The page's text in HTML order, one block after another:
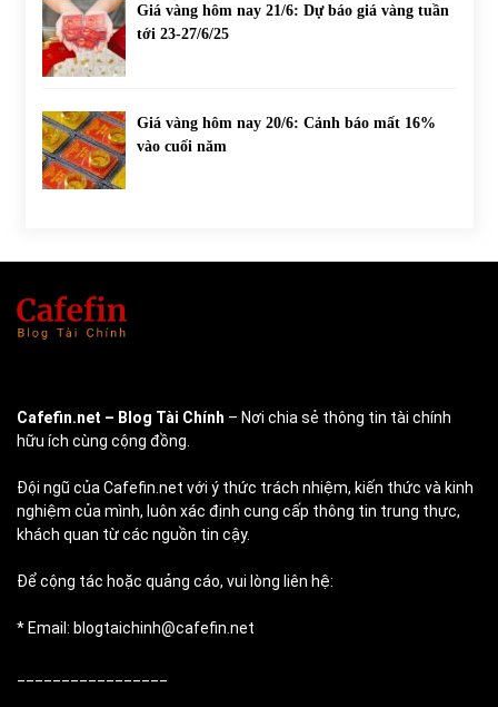
Giá vàng hôm nay 21/6: Dự báo giá vàng tuần
tới 23-27/6/25
Giá vàng hôm nay 20/6: Cảnh báo mất 16%
vào cuối năm
Cafefin.net – Blog Tài Chính – Nơi chia sẻ thông tin tài chính
hữu ích cùng cộng đồng.
Đội ngũ của Cafefin.net với ý thức trách nhiệm, kiến thức và kinh
nghiệm của mình, luôn xác định cung cấp thông tin trung thực,
khách quan từ các nguồn tin cậy.
Để cộng tác hoặc quảng cáo, vui lòng liên hệ:
* Email: blogtaichinh@cafefin.net